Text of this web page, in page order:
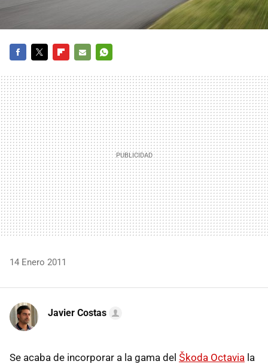
MAIL
14 Enero 2011
Javier Costas
Se acaba de incorporar a la gama del Škoda Octavia la